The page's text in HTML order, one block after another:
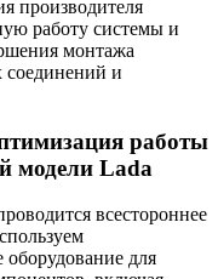
производителя
работу системы и
монтажа
соединений и
работы
модели Lada
всестороннее
оборудование для